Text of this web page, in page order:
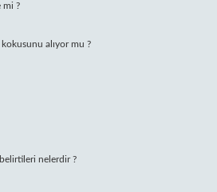
mi ?
alıyor mu ?
belirtileri nelerdir ?